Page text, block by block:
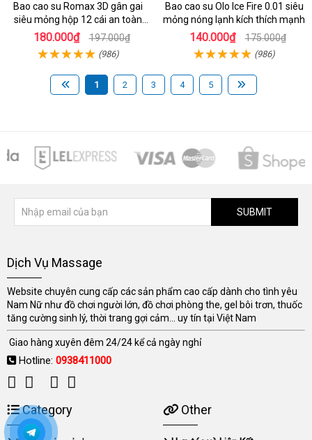
Bao cao su Romax 3D gân gai
siêu mỏng hộp 12 cái an toàn
chất lượng
180.000₫ 197.000₫
(986)
Bao cao su Olo Ice Fire 0.01 siêu
mỏng nóng lạnh kích thích mạnh
140.000₫ 175.000₫
(986)
1 2 3 4 5
SUBMIT
Dịch Vụ Massage
Website chuyên cung cấp các sản phẩm cao cấp dành cho tình yêu
Nam Nữ như đồ chơi người lớn, đồ chơi phòng the, gel bôi trơn, thuốc
tăng cường sinh lý, thời trang gợi cảm... uy tín tại Việt Nam
Giao hàng xuyên đêm 24/24 kể cả ngày nghỉ
Hotline: 0938411000
Category Other